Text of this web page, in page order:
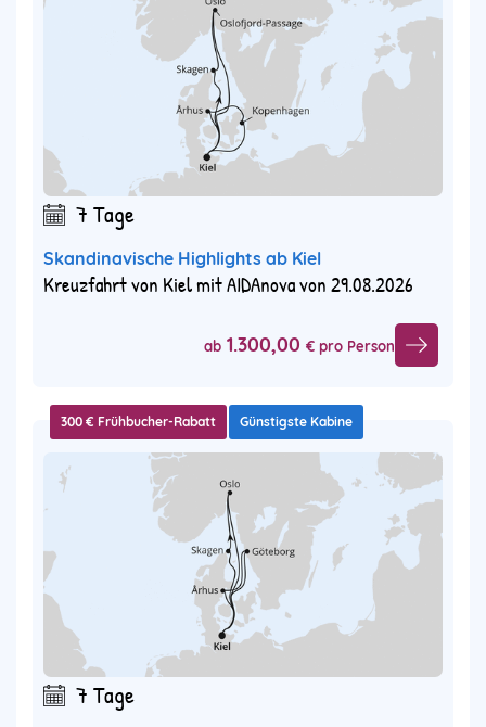
7 Tage
Skandinavische Highlights ab Kiel
Kreuzfahrt von Kiel mit AIDAnova von 29.08.2026
ab 1.300,00 € pro Person
300 € Frühbucher-Rabatt Günstigste Kabine
7 Tage